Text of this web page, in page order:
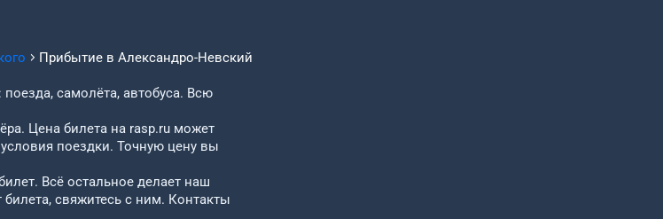
Прибытие в Александро-Невский
самолёта, автобуса. Всю
Цена билета на rasp.ru может
поездки. Точную цену вы
Всё остальное делает наш
свяжитесь с ним. Контакты